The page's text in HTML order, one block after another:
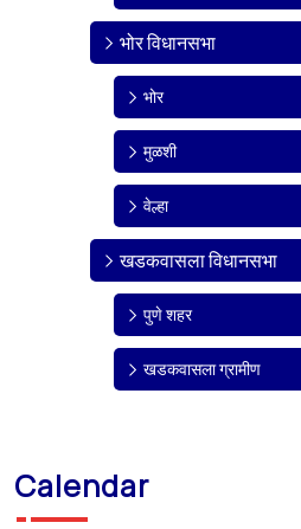
भोर विधानसभा
भोर
मुळशी
वेल्हा
खडकवासला विधानसभा
पुणे शहर
खडकवासला ग्रामीण
Calendar